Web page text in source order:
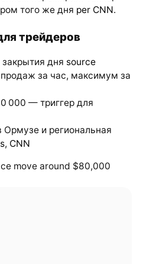
того же дня per CNN.
трейдеров
дня source
за час, максимум за
000 — триггер для
Ормузе и региональная
, CNN